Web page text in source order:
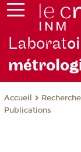
Laborat
métrolo
Accueil Recherche
Publications